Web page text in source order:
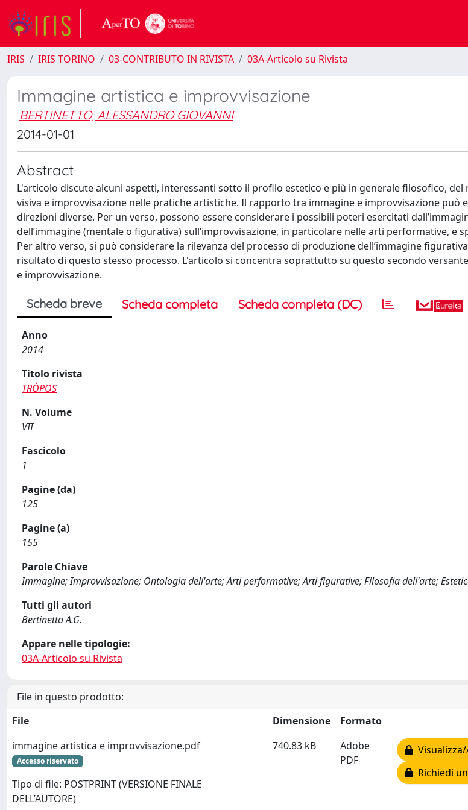
IRIS IRIS TORINO 03-CONTRIBUTO IN RIVISTA 03A-Articolo su Rivista
Immagine artistica e improvvisazione
BERTINETTO, ALESSANDRO GIOVANNI
2014-01-01
Abstract
L'articolo discute alcuni aspetti, interessanti sotto il profilo estetico e più in generale filosofico,
visiva e improvvisazione nelle pratiche artistiche. Il rapporto tra immagine e improvvisazione può
direzioni diverse. Per un verso, possono essere considerare i possibili poteri esercitati
dell’immagine (mentale o figurativa) sull’improvvisazione, in particolare nelle arti performative, e
Per altro verso, si può considerare la rilevanza del processo di produzione dell’immagine
risultato di questo stesso processo. L'articolo si concentra soprattutto su questo secondo
e improvvisazione.
Scheda breve Scheda completa Scheda completa (DC)
Anno
2014
Titolo rivista
TRÒPOS
N. Volume
VII
Fascicolo
1
Pagine (da)
125
Pagine (a)
155
Parole Chiave
Immagine; Improvvisazione; Ontologia dell'arte; Arti performative; Arti figurative; Filosofia dell'arte;
Tutti gli autori
Bertinetto A.G.
Appare nelle tipologie:
03A-Articolo su Rivista
File in questo prodotto:
File
Dimensione
Formato
immagine artistica e improvvisazione.pdf
Accesso riservato
Tipo di file: POSTPRINT (VERSIONE FINALE
DELL’AUTORE)
740.83 kB
Adobe
PDF
Richiedi